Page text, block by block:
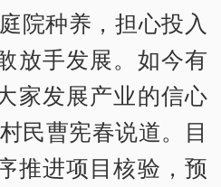
院种养，担心投入
放手发展。如今有
家发展产业的信心
民曹宪春说道。目
推进项目核验，预